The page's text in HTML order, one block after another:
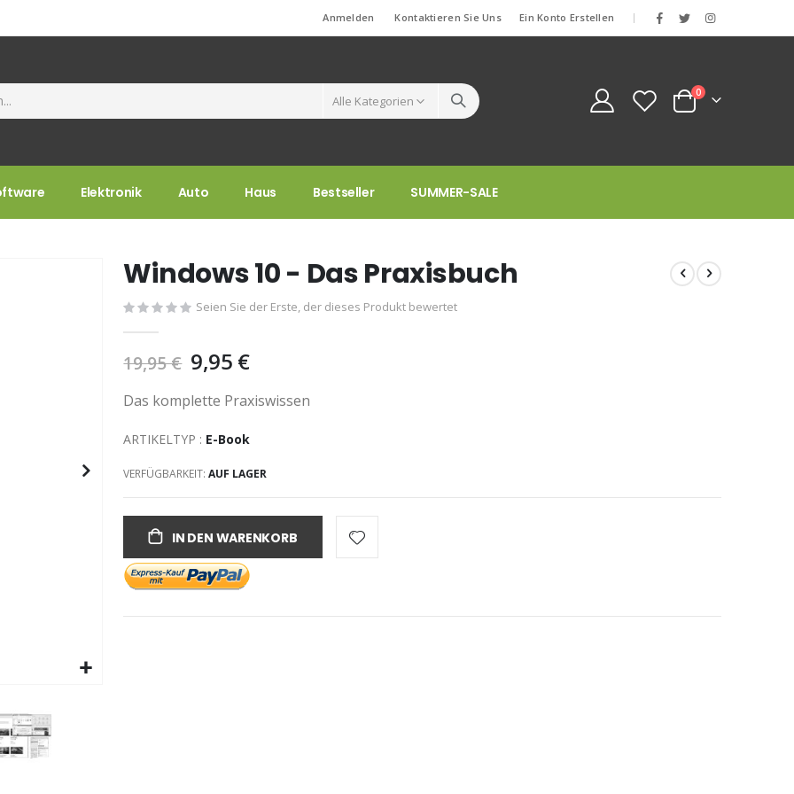
Anmelden Kontaktieren Sie Uns Ein Konto Erstellen |
Cart
0Artikel
Elektronik Auto Haus Bestseller SUMMER-SALE
Windows 10 - Das Praxisbuch
Seien Sie der Erste, der dieses Produkt bewertet
19,95 € 9,95 €
Das komplette Praxiswissen
ARTIKELTYP : E-Book
VERFÜGBARKEIT: AUF LAGER
IN DEN WARENKORB